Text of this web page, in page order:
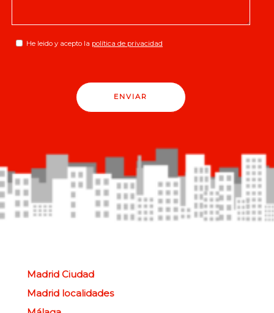
He leido y acepto la política de privacidad
ENVIAR
Madrid Ciudad
Madrid localidades